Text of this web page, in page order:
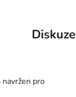
Diskuze
pro